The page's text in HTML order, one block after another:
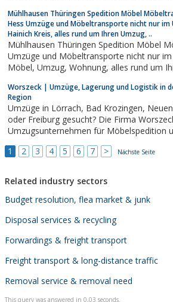
Mühlhausen Thüringen Spedition Möbel
Hess Umzüge und Möbeltransporte nicht nur im
Hainich Kreis, alles rund um Ihren Umzug, ..
Mühlhausen Thüringen Spedition Möbel
Umzüge und Möbeltransporte nicht nur
Möbel, Umzug, Wohnung, alles rund um Ihren Umzug,
Möbelmontage, Haushaltsauflösung, Hess, Umzüge, Spezialist,
Worszeck | Umzüge, Lagerung und Logistik in
Region
Umzüge in Lörrach, Bad Krozingen, Neuenburg, Rheinfelden
oder Freiburg gesucht? Die Firma
Umzugsunternehmen für Möbelspedition
1
2 3 4 5 6 7 > Nächste Seite
Related industry sectors
Budget resolution, flea market & junk
Disposal services & recycling
Forwardings & freight transport
Freight transport & long-distance traffic
Removal service & removal need
This query was answered in 0,03 seconds.